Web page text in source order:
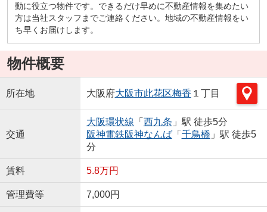
動に役立つ物件です。できるだけ早めに不動産情報を集めたい
方は当社スタッフまでご連絡ください。地域の不動産情報をい
ち早くお届けします。
物件概要
所在地 大阪府大阪市此花区梅香 １丁目
交通
大阪環状線 「 西九条 」駅 徒歩5分
阪神電鉄阪神なんば「 千鳥橋 」駅 徒歩5
分
賃料 5.8万円
管理費等 7,000円